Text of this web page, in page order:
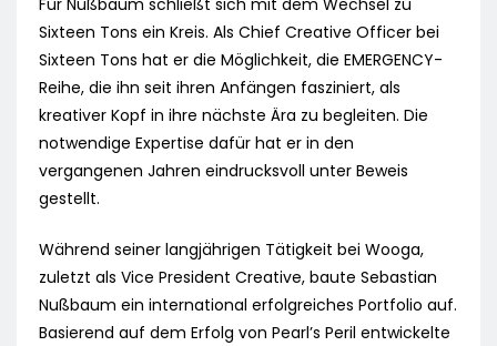
Für Nußbaum schließt sich mit dem Wechsel zu
Sixteen Tons ein Kreis. Als Chief Creative Officer bei
Sixteen Tons hat er die Möglichkeit, die EMERGENCY-
Reihe, die ihn seit ihren Anfängen fasziniert, als
kreativer Kopf in ihre nächste Ära zu begleiten. Die
notwendige Expertise dafür hat er in den
vergangenen Jahren eindrucksvoll unter Beweis
gestellt.
Während seiner langjährigen Tätigkeit bei Wooga,
zuletzt als Vice President Creative, baute Sebastian
Nußbaum ein international erfolgreiches Portfolio auf.
Basierend auf dem Erfolg von Pearl’s Peril entwickelte